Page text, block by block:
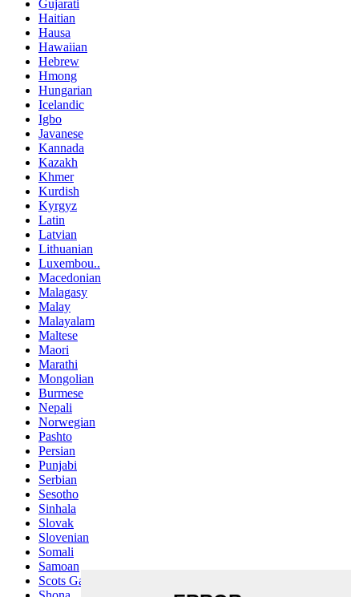
Gujarati
Haitian
Hausa
Hawaiian
Hebrew
Hmong
Hungarian
Icelandic
Igbo
Javanese
Kannada
Kazakh
Khmer
Kurdish
Kyrgyz
Latin
Latvian
Lithuanian
Luxembou..
Macedonian
Malagasy
Malay
Malayalam
Maltese
Maori
Marathi
Mongolian
Burmese
Nepali
Norwegian
Pashto
Persian
Punjabi
Serbian
Sesotho
Sinhala
Slovak
Slovenian
Somali
Samoan
Scots Gaelic